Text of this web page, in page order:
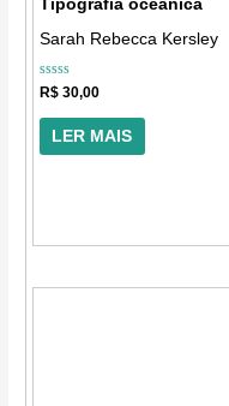
Tipografia oceânica
Sarah Rebecca Kersley
Avaliação
de
R$ 30,00
LER MAIS